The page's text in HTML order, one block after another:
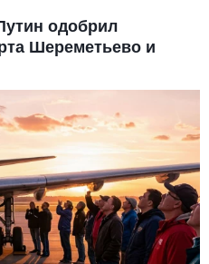
одобрил
Шереметьево и